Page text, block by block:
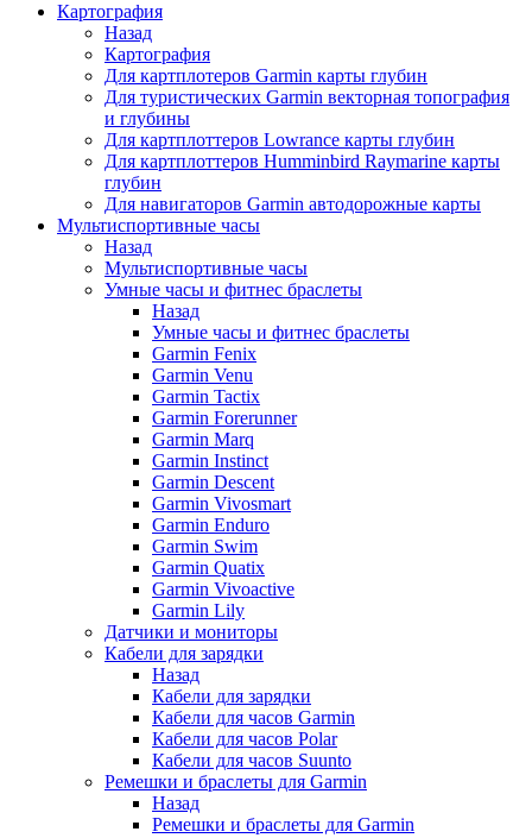
Картография
Назад
Картография
Для картплотеров Garmin карты глубин
Для туристических Garmin векторная топография
и глубины
Для картплоттеров Lowrance карты глубин
Для картплоттеров Humminbird Raymarine карты
глубин
Для навигаторов Garmin автодорожные карты
Мультиспортивные часы
Назад
Мультиспортивные часы
Умные часы и фитнес браслеты
Назад
Умные часы и фитнес браслеты
Garmin Fenix
Garmin Venu
Garmin Tactix
Garmin Forerunner
Garmin Marq
Garmin Instinct
Garmin Descent
Garmin Vivosmart
Garmin Enduro
Garmin Swim
Garmin Quatix
Garmin Vivoactive
Garmin Lily
Датчики и мониторы
Кабели для зарядки
Назад
Кабели для зарядки
Кабели для часов Garmin
Кабели для часов Polar
Кабели для часов Suunto
Ремешки и браслеты для Garmin
Назад
Ремешки и браслеты для Garmin